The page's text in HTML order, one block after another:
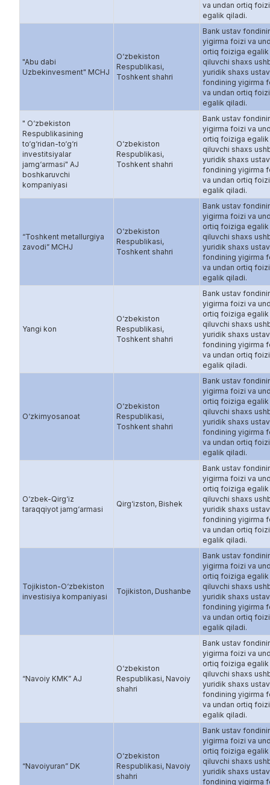
va undan ortiq
egalik qiladi.
"Abu dabi
Uzbekinvesment" MCHJ
O‘zbekiston
Respublikasi,
Toshkent shahri
Bank ustav
yigirma foizi va
ortiq foiziga egalik
qiluvchi shaxs
yuridik shaxs ustav
fondining yigirma
va undan ortiq
egalik qiladi.
" O‘zbekiston
Respublikasining
to‘g‘ridan-to‘g‘ri
investitsiyalar
jamg‘armasi" AJ
boshkaruvchi
kompaniyasi
O‘zbekiston
Respublikasi,
Toshkent shahri
Bank ustav
yigirma foizi va
ortiq foiziga egalik
qiluvchi shaxs
yuridik shaxs ustav
fondining yigirma
va undan ortiq
egalik qiladi.
“Toshkent metallurgiya
zavodi” MCHJ
O‘zbekiston
Respublikasi,
Toshkent shahri
Bank ustav
yigirma foizi va
ortiq foiziga egalik
qiluvchi shaxs
yuridik shaxs ustav
fondining yigirma
va undan ortiq
egalik qiladi.
Yangi kon
O‘zbekiston
Respublikasi,
Toshkent shahri
Bank ustav
yigirma foizi va
ortiq foiziga egalik
qiluvchi shaxs
yuridik shaxs ustav
fondining yigirma
va undan ortiq
egalik qiladi.
O‘zkimyosanoat
O‘zbekiston
Respublikasi,
Toshkent shahri
Bank ustav
yigirma foizi va
ortiq foiziga egalik
qiluvchi shaxs
yuridik shaxs ustav
fondining yigirma
va undan ortiq
egalik qiladi.
O‘zbek-Qirg‘iz
taraqqiyot jamg‘armasi
Qirg‘izston, Bishek
Bank ustav
yigirma foizi va
ortiq foiziga egalik
qiluvchi shaxs
yuridik shaxs ustav
fondining yigirma
va undan ortiq
egalik qiladi.
Tojikiston-O‘zbekiston
investisiya kompaniyasi
Tojikiston, Dushanbe
Bank ustav
yigirma foizi va
ortiq foiziga egalik
qiluvchi shaxs
yuridik shaxs ustav
fondining yigirma
va undan ortiq
egalik qiladi.
“Navoiy KMK” AJ
O‘zbekiston
Respublikasi, Navoiy
shahri
Bank ustav
yigirma foizi va
ortiq foiziga egalik
qiluvchi shaxs
yuridik shaxs ustav
fondining yigirma
va undan ortiq
egalik qiladi.
“Navoiyuran” DK
O‘zbekiston
Respublikasi, Navoiy
shahri
Bank ustav
yigirma foizi va
ortiq foiziga egalik
qiluvchi shaxs
yuridik shaxs ustav
fondining yigirma